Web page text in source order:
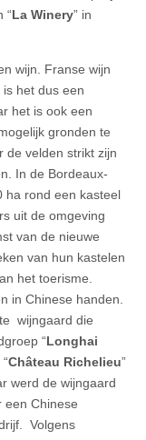
“La Winery” in
wijn. Franse wijn
het dus een
het is ook een
gronden te
de velden strikt zijn
In de Bordeaux-
ha rond een kasteel
uit de omgeving
van de nieuwe
van hun kastelen
het toerisme.
in Chinese handen.
wijngaard die
“Longhai
Château Richelieu”
werd de wijngaard
een Chinese
Volgens